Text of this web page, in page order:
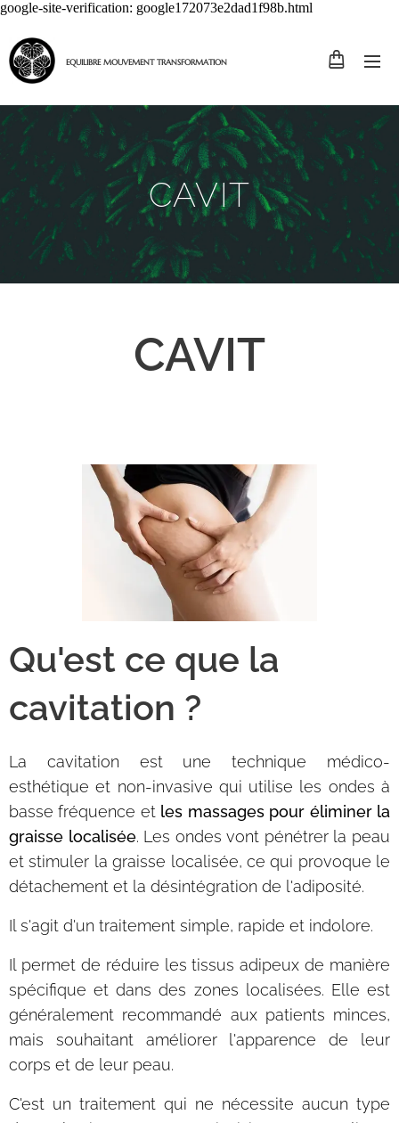
google-site-verification: google172073e2dad1f98b.html
EQUILIBRE MOUVEMENT TRANSFORMATION
CAVIT
CAVIT
Qu'est ce que la
cavitation ?
La cavitation est une technique médico-
esthétique et non-invasive qui utilise les ondes à
basse fréquence et les massages pour éliminer la
graisse localisée. Les ondes vont pénétrer la peau
et stimuler la graisse localisée, ce qui provoque le
détachement et la désintégration de l'adiposité.
Il s'agit d'un traitement simple, rapide et indolore.
Il permet de réduire les tissus adipeux de manière
spécifique et dans des zones localisées. Elle est
généralement recommandé aux patients minces,
mais souhaitant améliorer l'apparence de leur
corps et de leur peau.
C'est un traitement qui ne nécessite aucun type